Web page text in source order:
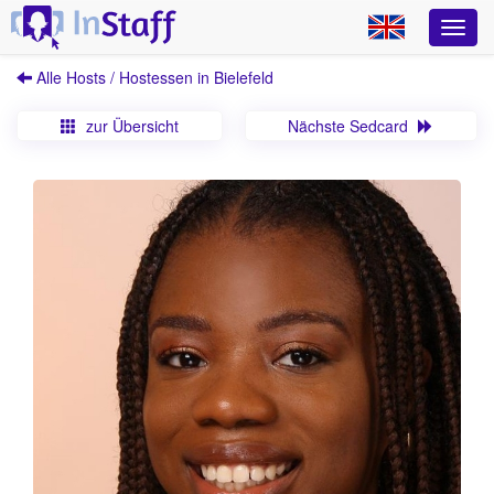
Alle Hosts / Hostessen in Bielefeld
zur Übersicht Nächste Sedcard